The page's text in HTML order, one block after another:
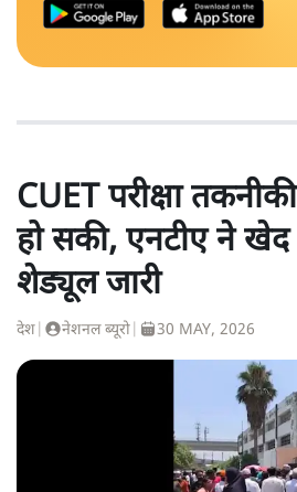
CUET परीक्षा
हो सकी, एनटीए ने खेद
शेड्यूल जारी
देश नेशनल ब्यूरो 30 MAY, 2026